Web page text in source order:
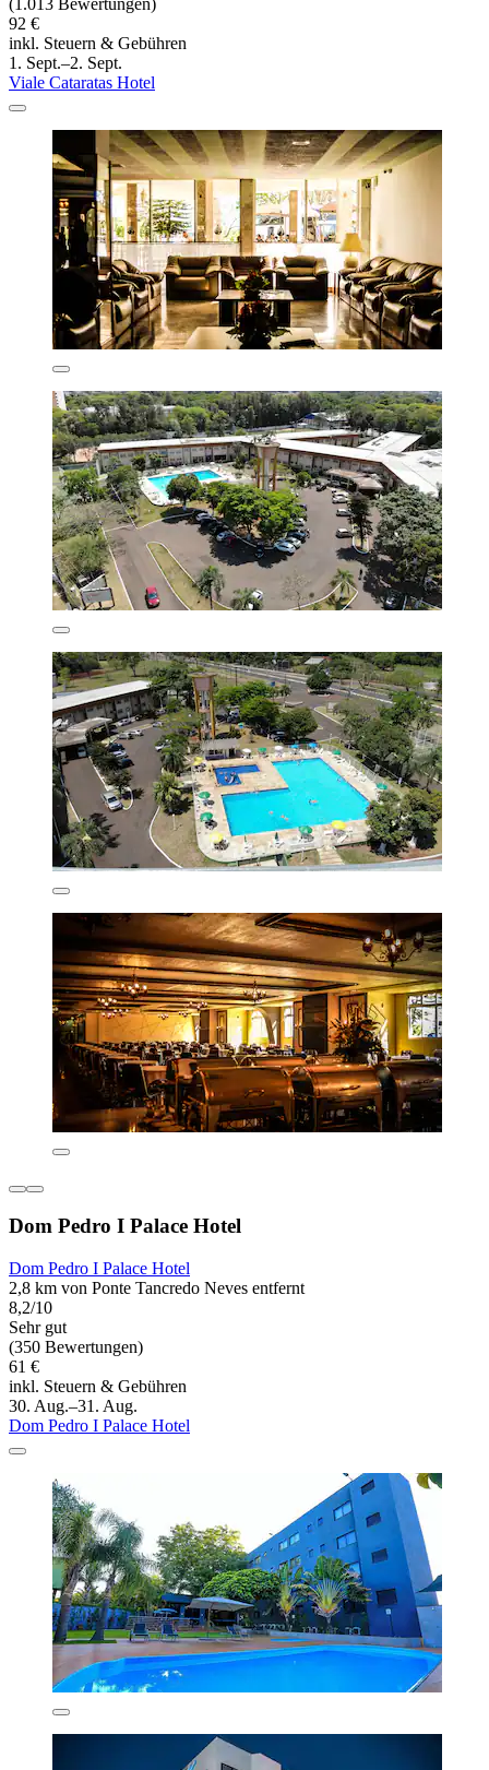
(1.013 Bewertungen)
92 €
inkl. Steuern & Gebühren
1. Sept.–2. Sept.
Viale Cataratas Hotel
Dom Pedro I Palace Hotel
Dom Pedro I Palace Hotel
2,8 km von Ponte Tancredo Neves entfernt
8,2/10
Sehr gut
(350 Bewertungen)
61 €
inkl. Steuern & Gebühren
30. Aug.–31. Aug.
Dom Pedro I Palace Hotel